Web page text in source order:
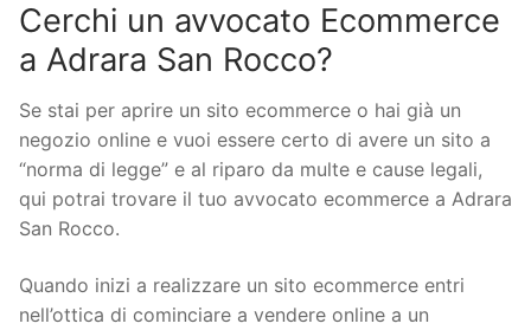
Cerchi un avvocato Ecommerce
a Adrara San Rocco?
Se stai per aprire un sito ecommerce o hai già un
negozio online e vuoi essere certo di avere un sito a
“norma di legge” e al riparo da multe e cause legali,
qui potrai trovare il tuo avvocato ecommerce a Adrara
San Rocco.
Quando inizi a realizzare un sito ecommerce entri
nell’ottica di cominciare a vendere online a un